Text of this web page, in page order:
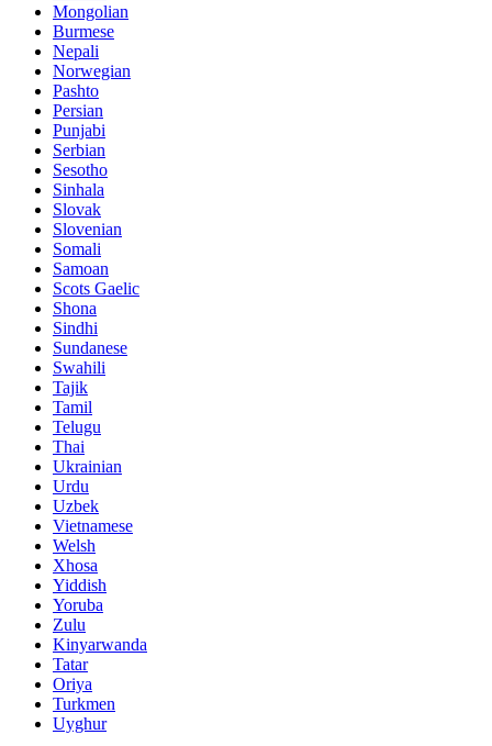
Mongolian
Burmese
Nepali
Norwegian
Pashto
Persian
Punjabi
Serbian
Sesotho
Sinhala
Slovak
Slovenian
Somali
Samoan
Scots Gaelic
Shona
Sindhi
Sundanese
Swahili
Tajik
Tamil
Telugu
Thai
Ukrainian
Urdu
Uzbek
Vietnamese
Welsh
Xhosa
Yiddish
Yoruba
Zulu
Kinyarwanda
Tatar
Oriya
Turkmen
Uyghur